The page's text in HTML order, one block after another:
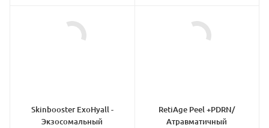
Skinbooster ExoHyall -
Экзосомальный
RetiAge Peel +PDRN/
Атравматичный